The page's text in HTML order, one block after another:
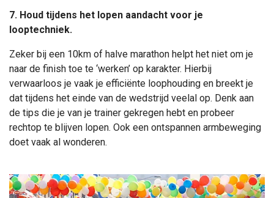
7. Houd tijdens het lopen aandacht voor je
looptechniek.
Zeker bij een 10km of halve marathon helpt het niet om je
naar de finish toe te ‘werken’ op karakter. Hierbij
verwaarloos je vaak je efficiënte loophouding en breekt je
dat tijdens het einde van de wedstrijd veelal op. Denk aan
de tips die je van je trainer gekregen hebt en probeer
rechtop te blijven lopen. Ook een ontspannen armbeweging
doet vaak al wonderen.